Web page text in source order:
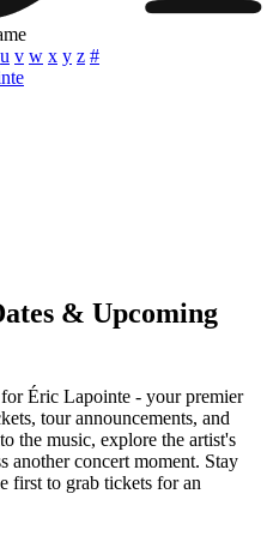
u v w x y z #
& Upcoming
Éric Lapointe - your premier
tour announcements, and
the music, explore the artist's
another concert moment. Stay
first to grab tickets for an